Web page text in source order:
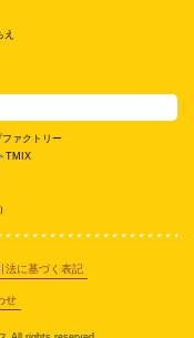
え
ファクトリー
TMIX
法に基づく表記
せ